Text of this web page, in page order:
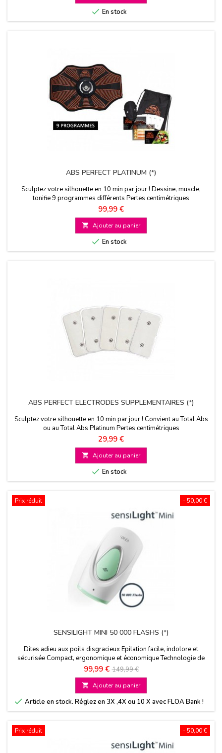
 En stock
ABS PERFECT PLATINUM (*)
Sculptez votre silhouette en 10 min par jour ! Dessine, muscle,
tonifie 9 programmes différents Pertes centimétriques
Prix
99,99 €
 Ajouter au panier
 En stock
ABS PERFECT ELECTRODES SUPPLEMENTAIRES (*)
Sculptez votre silhouette en 10 min par jour ! Convient au Total Abs
ou au Total Abs Platinum Pertes centimétriques
Prix
29,99 €
 Ajouter au panier
 En stock
- 50,00 €
Prix réduit
SENSILIGHT MINI 50 000 FLASHS (*)
Dites adieu aux poils disgracieux Epilation facile, indolore et
sécurisée Compact, ergonomique et économique Technologie de
pointe
Prix
99,99 € Prix
de
base
149,99 €
 Ajouter au panier
 Article en stock. Réglez en 3X ,4X ou 10 X avec FLOA Bank !
- 50,00 €
Prix réduit